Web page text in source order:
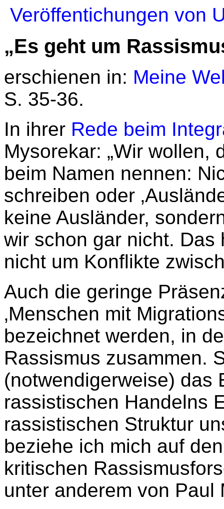
Veröffentichungen von
„Es geht um
erschienen in: Meine
S. 35-36.
In ihrer Rede beim
Mysorekar: „Wir wollen,
beim Namen nennen:
schreiben oder
keine Ausländer,
wir schon gar nicht.
nicht um Konflikte
Auch die geringe
‚Menschen mit
bezeichnet werden, in
Rassismus zusammen.
(notwendigerweise) das
rassistischen Handelns
rassistischen Struktur
beziehe ich mich auf
kritischen
unter anderem von